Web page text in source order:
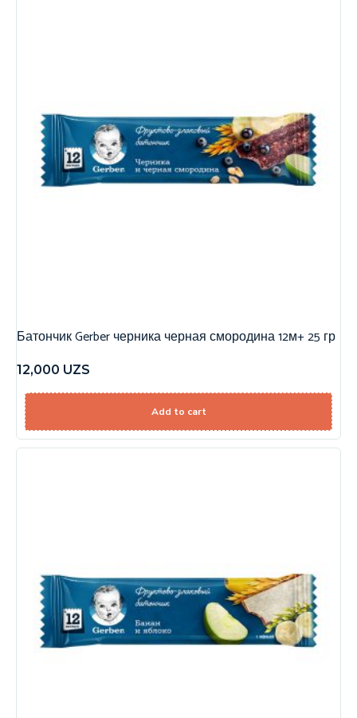
Батончик Gerber черника черная смородина 12м+ 25 гр
12,000 UZS
Add to cart